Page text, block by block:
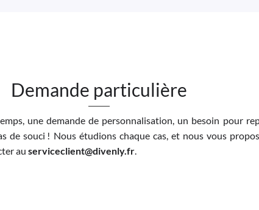
Demande particulière
une demande de personnalisation, un besoin pour
de souci ! Nous étudions chaque cas, et nous vous
au serviceclient@divenly.fr